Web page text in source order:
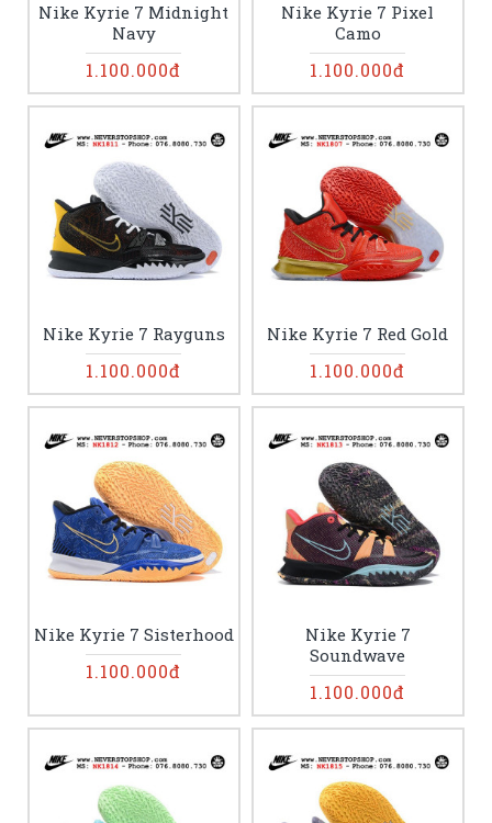
Nike Kyrie 7 Midnight
Navy
1.100.000đ
Nike Kyrie 7 Pixel
Camo
1.100.000đ
Nike Kyrie 7 Rayguns
1.100.000đ
Nike Kyrie 7 Red Gold
1.100.000đ
Nike Kyrie 7 Sisterhood
1.100.000đ
Nike Kyrie 7
Soundwave
1.100.000đ